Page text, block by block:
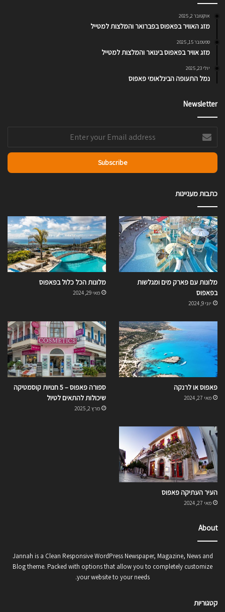
אוקטובר 2, 2025
מזג האוויר בפאפוס בפברואר והמלצות למטייל
ספטמבר 15, 2025
מזג אוויר בפאפוס בינואר והמלצות למטייל
יולי 23, 2025
נמל התעופה הבינלאומי פאפוס
Newsletter
Enter
your
Email
כתבות מעניינות
מלונות עם פארק מים ומגלשות
בפאפוס
יוני 9, 2024
מלונות הכל כלול בפאפוס
מאי 29, 2024
פאפוס או לרנקה
מאי 27, 2024
ספורה פאפוס – 5 חנויות קוסמטיקה
שיכולות להתאים לטיול
מרץ 2, 2025
העיר העתיקה פאפוס
מאי 27, 2024
About
Jannah is a Clean Responsive WordPress Newspaper, Magazine, News and
Blog theme. Packed with options that allow you to completely customize
your website to your needs.
קטגוריות